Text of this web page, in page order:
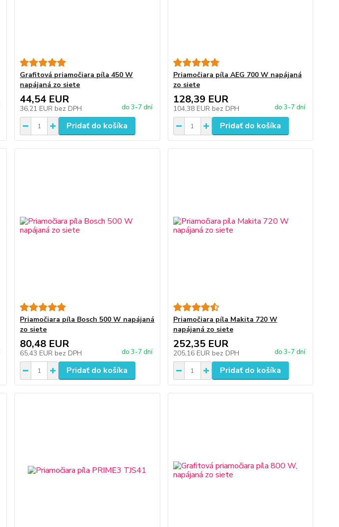
Grafitová priamočiara píla 450 W
napájaná zo siete
44,54 EUR
36,21 EUR bez DPH do 3-7 dní
Pridať do košíka
Priamočiara píla AEG 700 W napájaná
zo siete
128,39 EUR
104,38 EUR bez DPH do 3-7 dní
Pridať do košíka
Priamočiara píla Bosch 500 W napájaná
zo siete
80,48 EUR
65,43 EUR bez DPH do 3-7 dní
Pridať do košíka
Priamočiara píla Makita 720 W
napájaná zo siete
252,35 EUR
205,16 EUR bez DPH do 3-7 dní
Pridať do košíka